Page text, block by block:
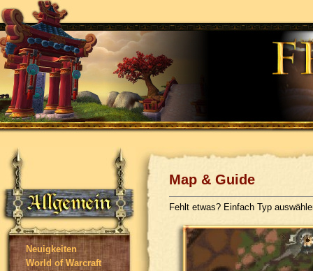
Neuigkeiten
World of Warcraft
Map & Guide
Fehlt etwas? Einfach Typ